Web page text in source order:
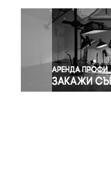
Светская
Спорт
Экология